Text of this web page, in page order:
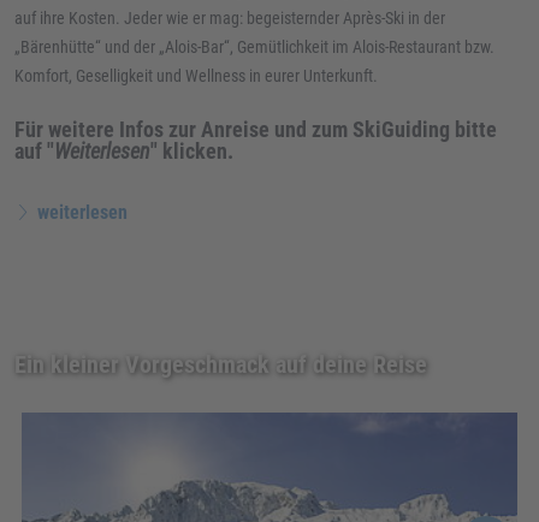
auf ihre Kosten. Jeder wie er mag: begeisternder Après-Ski in der
„Bärenhütte“ und der „Alois-Bar“, Gemütlichkeit im Alois-Restaurant bzw.
Komfort, Geselligkeit und Wellness in eurer Unterkunft.
Für weitere Infos zur Anreise und zum SkiGuiding bitte
auf "Weiterlesen" klicken.
weiterlesen
Ein kleiner Vorgeschmack auf deine Reise